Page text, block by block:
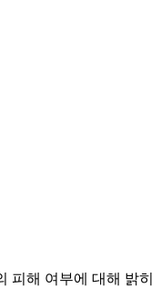
피해 여부에 대해 밝히